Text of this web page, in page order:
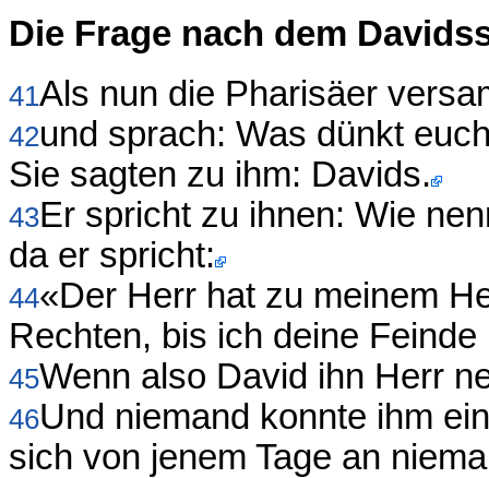
Die Frage nach dem
41Als nun die Pharisäer
42und sprach: Was dünkt
Sie sagten zu ihm: Davids.
43Er spricht zu ihnen: Wie
da er spricht:
44«Der Herr hat zu meinem
Rechten, bis ich deine
45Wenn also David ihn Herr
46Und niemand konnte ihm
sich von jenem Tage an